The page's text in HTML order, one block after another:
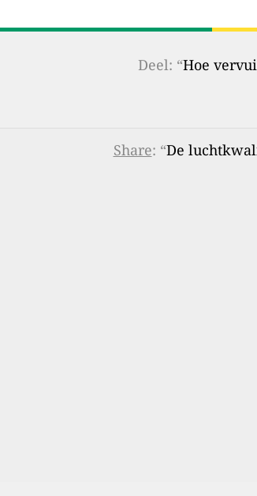
Deel: “Hoe
Share: “De